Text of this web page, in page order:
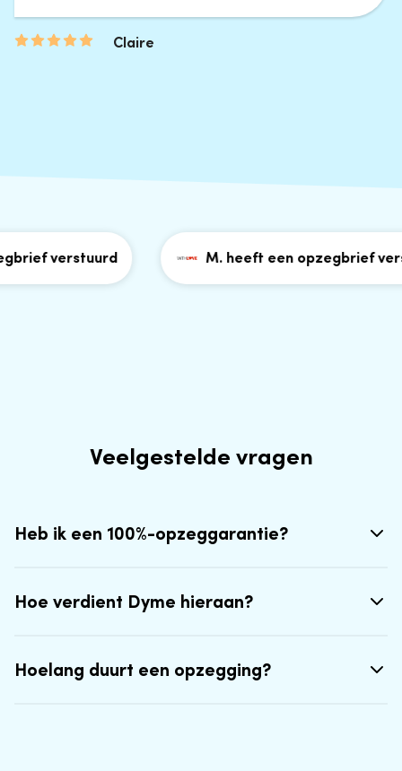
Claire
verstuurd M. heeft een opzegbrief
Veelgestelde vragen
Heb ik een 100%-opzeggarantie?
Hoe verdient Dyme hieraan?
Hoelang duurt een opzegging?